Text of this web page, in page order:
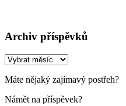
Archiv příspěvků
Archiv
Máte nějaký zajímavý postřeh?
Námět na příspěvek?